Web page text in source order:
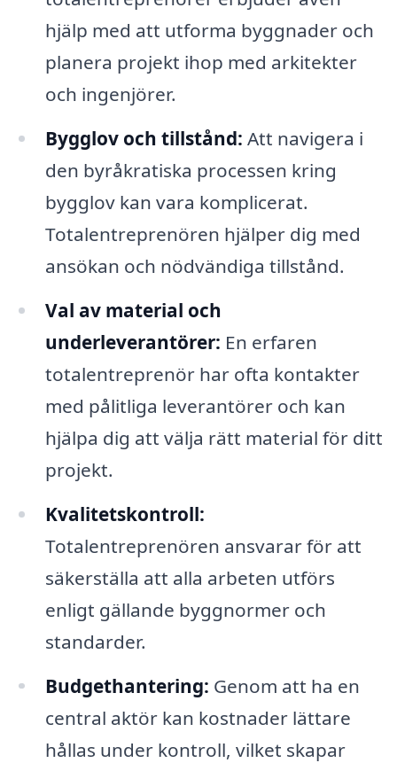
hjälp med att utforma byggnader och
planera projekt ihop med arkitekter
och ingenjörer.
Bygglov och tillstånd: Att navigera i
den byråkratiska processen kring
bygglov kan vara komplicerat.
Totalentreprenören hjälper dig med
ansökan och nödvändiga tillstånd.
Val av material och
underleverantörer: En erfaren
totalentreprenör har ofta kontakter
med pålitliga leverantörer och kan
hjälpa dig att välja rätt material för ditt
projekt.
Kvalitetskontroll:
Totalentreprenören ansvarar för att
säkerställa att alla arbeten utförs
enligt gällande byggnormer och
standarder.
Budgethantering: Genom att ha en
central aktör kan kostnader lättare
hållas under kontroll, vilket skapar